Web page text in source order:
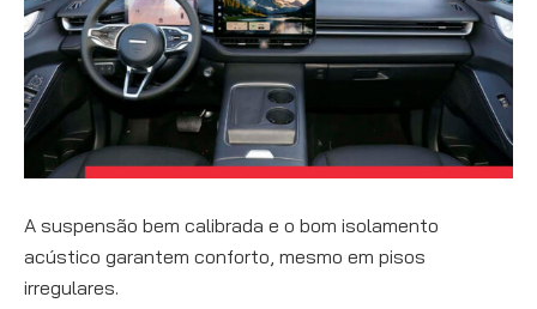
A suspensão bem calibrada e o bom isolamento
acústico garantem conforto, mesmo em pisos
irregulares.